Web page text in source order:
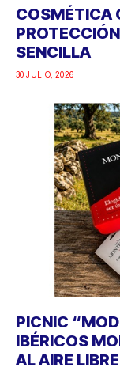
COSMÉTICA
SENCILLA
30 JULIO, 2026
PICNIC
IBÉRICOS
AL AIRE LIBRE